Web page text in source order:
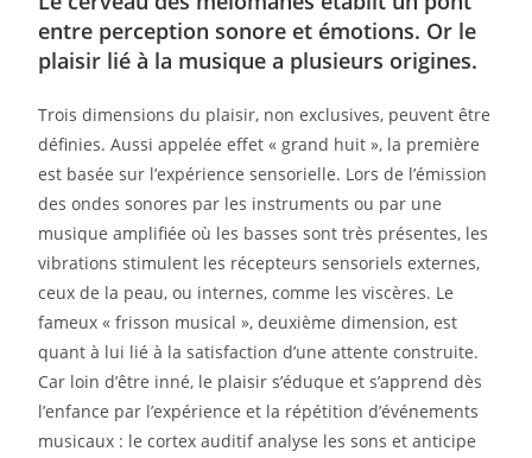
entre perception sonore et émotions. Or le
plaisir lié à la musique a plusieurs origines.
Trois dimensions du plaisir, non exclusives, peuvent être
définies. Aussi appelée effet « grand huit », la première
est basée sur l’expérience sensorielle. Lors de l’émission
des ondes sonores par les instruments ou par une
musique amplifiée où les basses sont très présentes, les
vibrations stimulent les récepteurs sensoriels externes,
ceux de la peau, ou internes, comme les viscères. Le
fameux « frisson musical », deuxième dimension, est
quant à lui lié à la satisfaction d’une attente construite.
Car loin d’être inné, le plaisir s’éduque et s’apprend dès
l’enfance par l’expérience et la répétition d’événements
musicaux : le cortex auditif analyse les sons et anticipe